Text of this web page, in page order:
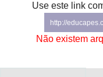
Secretaria de Governo
Gabinete de Segurança
Use este link
http://
Não existem